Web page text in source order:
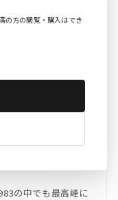
の中でも最高峰に
の方の閲覧・購入はでき